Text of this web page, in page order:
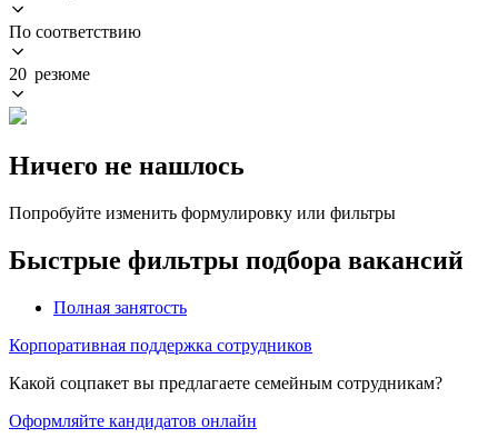
По соответствию
20 резюме
Ничего не нашлось
Попробуйте изменить формулировку или фильтры
Быстрые фильтры подбора вакансий
Полная занятость
Корпоративная поддержка сотрудников
Какой соцпакет вы предлагаете семейным сотрудникам?
Оформляйте кандидатов онлайн